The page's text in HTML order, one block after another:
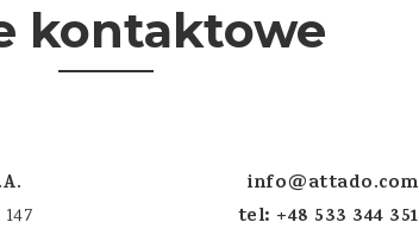
kontaktowe
info@attado.com
tel: +48 533 344 351